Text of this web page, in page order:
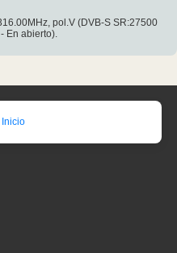
pol.V (DVB-S SR:27500
- En abierto).